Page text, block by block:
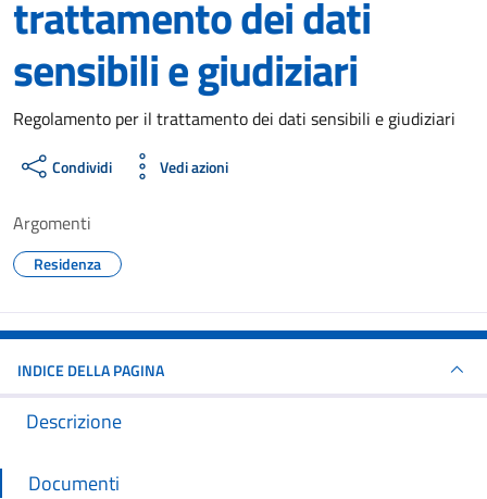
trattamento dei dati
sensibili e giudiziari
Dettagli del documento
Regolamento per il trattamento dei dati sensibili e giudiziari
Condividi Vedi azioni
Argomenti
Residenza
INDICE DELLA PAGINA
Descrizione
Documenti